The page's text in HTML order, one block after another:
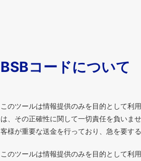
BSBコードについて
このツールは情報提供のみを目的として利
は、その正確性に関して一切責任を負いま
客様が重要な送金を行っており、急を要す
このツールは情報提供のみを目的として利